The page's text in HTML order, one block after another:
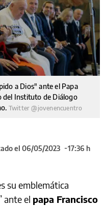
a Dios" ante el Papa
del Instituto de Diálogo
Twitter @jovenencuentro
el 06/05/2023
17:36 h
su emblemática
ante el papa Francisco